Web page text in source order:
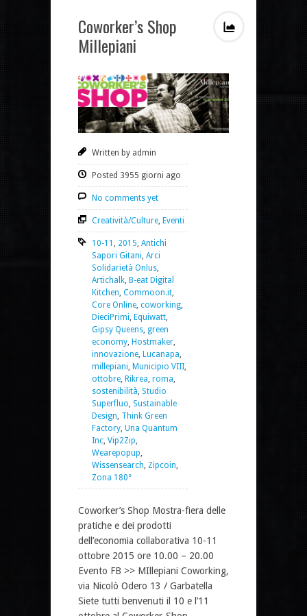
Coworker’s Shop
Millepiani
Written by admin
Posted 3955 giorni ago
No comments yet
Creatività/Culture, Eventi
10-11 , 2015, Antichi
Sapori Gitani, Arci
Solidarietà Onlus,
Artichalk, B-eat Digital
Kitchen, Commoon.it,
Core Online, coworking,
DieciPrimi, Equiwatt,
Gipsy Queens, green
economy, Hostmaker,
innovazione, Lucanapa,
millepiani, Municipio VIII,
ottobre, Rikrea, roma,
sostenibilità, Studio
Superfluo, Sustainable
Design, Think Green
Factory, Una Quantum
Inc, Vip2Zip,
Wearepopup,
Wissensearch, Zipcoin,
Zona 180°
Coworker’s Shop Mostra-fiera delle
pratiche e dei prodotti
dell’economia collaborativa 10-11
ottobre 2015 ore 10.00 – 20.00
Evento FB >> MIllepiani Coworking,
via Nicolò Odero 13 / Garbatella
Siete tutti benvenuti il 10 e l’11